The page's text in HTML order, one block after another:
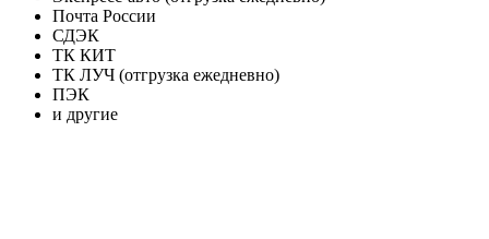
Почта России
СДЭК
ТК КИТ
ТК ЛУЧ (отгрузка ежедневно)
ПЭК
и другие